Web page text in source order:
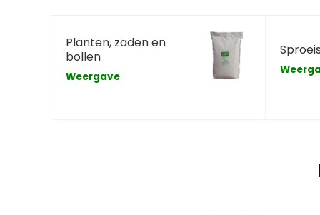
Planten, zaden en
bollen
Weergave